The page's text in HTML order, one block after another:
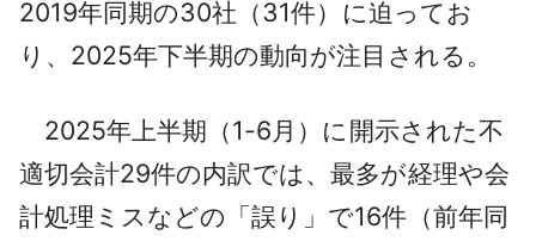
2019年同期の30社（31件）に迫ってお
り、2025年下半期の動向が注目される。
2025年上半期（1-6月）に開示された不
適切会計29件の内訳では、最多が経理や会
計処理ミスなどの「誤り」で16件（前年同